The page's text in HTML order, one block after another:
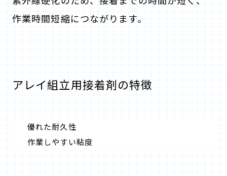
作業時間短縮につながります。
アレイ組立用接着剤の特徴
優れた耐久性
作業しやすい粘度